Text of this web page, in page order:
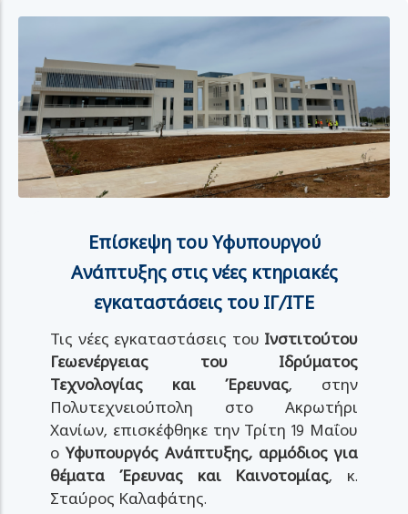
Επίσκεψη του Υφυπουργού
Ανάπτυξης στις νέες κτηριακές
εγκαταστάσεις του ΙΓ/ΙΤΕ
Τις νέες εγκαταστάσεις του Ινστιτούτου
Γεωενέργειας του Ιδρύματος
Τεχνολογίας και Έρευνας, στην
Πολυτεχνειούπολη στο Ακρωτήρι
Χανίων, επισκέφθηκε την Τρίτη 19 Μαΐου
ο Υφυπουργός Ανάπτυξης, αρμόδιος για
θέματα Έρευνας και Καινοτομίας, κ.
Σταύρος Καλαφάτης.